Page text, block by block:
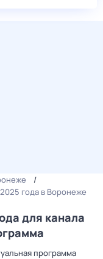
года в Воронеже
для канала
программа